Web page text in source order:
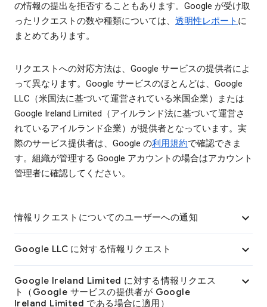
の情報の提出を拒否することもあります。Google が受け取
ったリクエストの数や種類については、 透明性レポート に
まとめてあります。
リクエストへの対応方法は、Google サービスの提供者によ
って異なります。Google サービスのほとんどは、Google
LLC（米国法に基づいて運営されている米国企業）または
Google Ireland Limited（アイルランド法に基づいて運営さ
れているアイルランド企業）が提供者となっています。実
際のサービス提供者は、Google の利用規約で確認できま
す。組織が管理する Google アカウントの場合はアカウント
管理者に確認してください。
情報リクエストについてのユーザーへの通知 
Google LLC に対する情報リクエスト 
Google Ireland Limited に対する情報リクエス
ト（Google サービスの提供者が Google
Ireland Limited である場合に適用）
